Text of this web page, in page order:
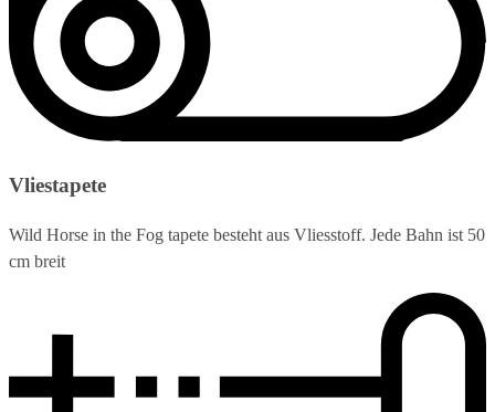
Vliestapete
Wild Horse in the Fog tapete besteht aus Vliesstoff. Jede Bahn ist 50
cm breit